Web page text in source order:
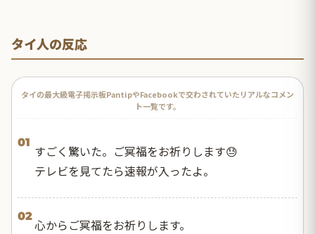
タイ人の反応
タイの最大級電子掲示板PantipやFacebookで交わされていたリアルなコメン
ト一覧です。
01
すごく驚いた。ご冥福をお祈りします😓
テレビを見てたら速報が入ったよ。
02
心からご冥福をお祈りします。